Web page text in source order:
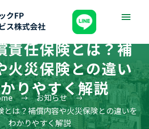
責任保険とは？補
火災保険との違い
りやすく解説
お知らせ
とは？補償内容や火災保険との違いを
わかりやすく解説